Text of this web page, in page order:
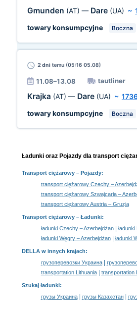
Gmunden (AT) — Dare (UA) ~
towary konsumpcyjne
Boczna
2 dni temu (05:16 05.08)
11.08–13.08 tautliner
Krajka (AT) — Dare (UA) ~
towary konsumpcyjne
Boczna
Ładunki oraz Pojazdy dla transport
Transport ciężarowy– Pojazdy:
transport ciężarowy Czechy –
transport ciężarowy Szwajcaria –
transport ciężarowy Austria – Gruzja
Transport ciężarowy – Ładunki:
ładunki Czechy – Azerbejdżan|
ładunki Węgry – Azerbejdżan| ładunki
DELLA w innych krajach:
грузоперевозки Украина|
transportation Lithuania| transportation
Szukaj ładunki:
грузы Украина| грузы Казахстан|